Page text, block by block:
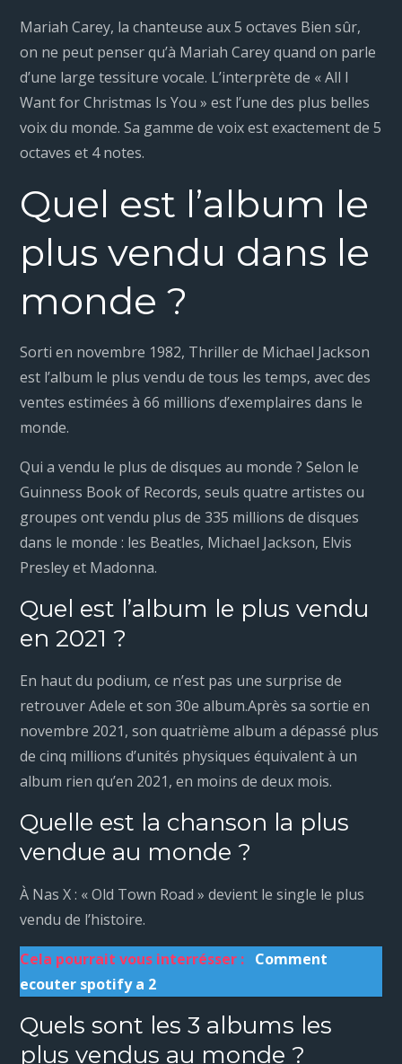
Mariah Carey, la chanteuse aux 5 octaves Bien sûr,
on ne peut penser qu’à Mariah Carey quand on parle
d’une large tessiture vocale. L’interprète de « All I
Want for Christmas Is You » est l’une des plus belles
voix du monde. Sa gamme de voix est exactement de 5
octaves et 4 notes.
Quel est l’album le
plus vendu dans le
monde ?
Sorti en novembre 1982, Thriller de Michael Jackson
est l’album le plus vendu de tous les temps, avec des
ventes estimées à 66 millions d’exemplaires dans le
monde.
Qui a vendu le plus de disques au monde ? Selon le
Guinness Book of Records, seuls quatre artistes ou
groupes ont vendu plus de 335 millions de disques
dans le monde : les Beatles, Michael Jackson, Elvis
Presley et Madonna.
Quel est l’album le plus vendu
en 2021 ?
En haut du podium, ce n’est pas une surprise de
retrouver Adele et son 30e album.Après sa sortie en
novembre 2021, son quatrième album a dépassé plus
de cinq millions d’unités physiques équivalent à un
album rien qu’en 2021, en moins de deux mois.
Quelle est la chanson la plus
vendue au monde ?
À Nas X : « Old Town Road » devient le single le plus
vendu de l’histoire.
Cela pourrait vous interrésser : Comment
ecouter spotify a 2
Quels sont les 3 albums les
plus vendus au monde ?